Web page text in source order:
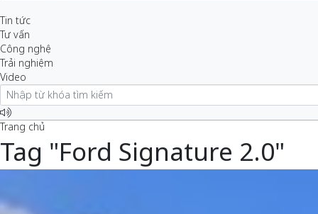
Tin tức
Tư vấn
Công nghệ
Trải nghiệm
Video
Trang chủ
Tag "Ford Signature 2.0"